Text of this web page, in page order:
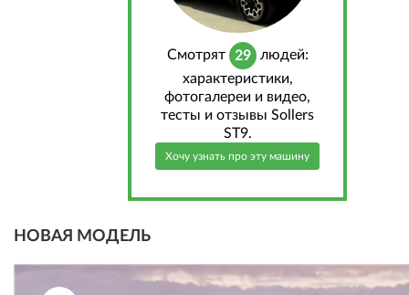
Cмотрят 29 людей:
характеристики,
фотогалереи и видео,
тесты и отзывы Sollers
ST9.
Хочу узнать про эту машину
НОВАЯ МОДЕЛЬ